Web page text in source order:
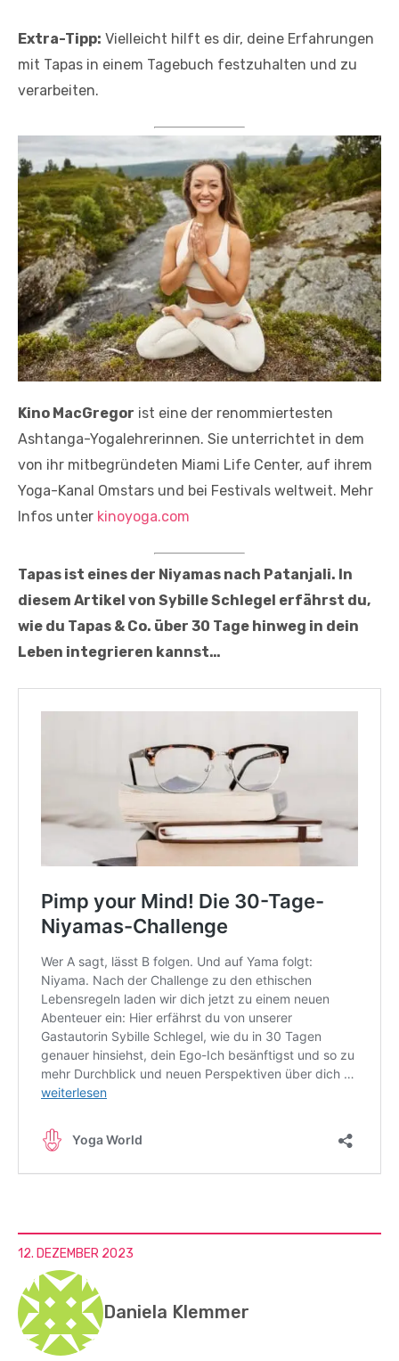
Extra-Tipp: Vielleicht hilft es dir, deine Erfahrungen
mit Tapas in einem Tagebuch festzuhalten und zu
verarbeiten.
Kino MacGregor ist eine der renommiertesten
Ashtanga-Yogalehrerinnen. Sie unterrichtet in dem
von ihr mitbegründeten Miami Life Center, auf ihrem
Yoga-Kanal Omstars und bei Festivals weltweit. Mehr
Infos unter kinoyoga.com
Tapas ist eines der Niyamas nach Patanjali. In
diesem Artikel von Sybille Schlegel erfährst du,
wie du Tapas & Co. über 30 Tage hinweg in dein
Leben integrieren kannst…
12. DEZEMBER 2023
Daniela Klemmer